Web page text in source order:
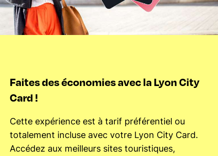
Faites des économies avec la Lyon City
Card !
Cette expérience est à tarif préférentiel ou
totalement incluse avec votre Lyon City Card.
Accédez aux meilleurs sites touristiques,